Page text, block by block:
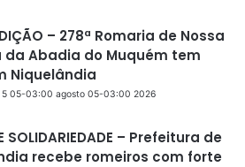
– 278ª Romaria de Nossa
da Abadia do Muquém tem
Niquelândia
5 05-03:00 agosto 05-03:00 2026
SOLIDARIEDADE – Prefeitura de
recebe romeiros com forte